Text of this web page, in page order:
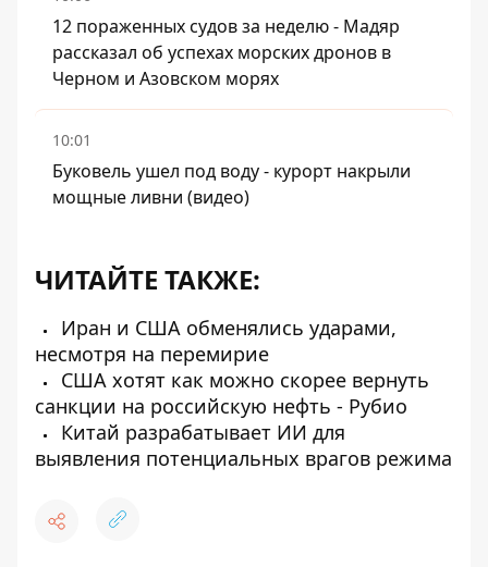
12 пораженных судов за неделю - Мадяр
рассказал об успехах морских дронов в
Черном и Азовском морях
10:01
Буковель ушел под воду - курорт накрыли
мощные ливни (видео)
ЧИТАЙТЕ ТАКЖЕ:
Иран и США обменялись ударами,
несмотря на перемирие
США хотят как можно скорее вернуть
санкции на российскую нефть - Рубио
Китай разрабатывает ИИ для
выявления потенциальных врагов режима